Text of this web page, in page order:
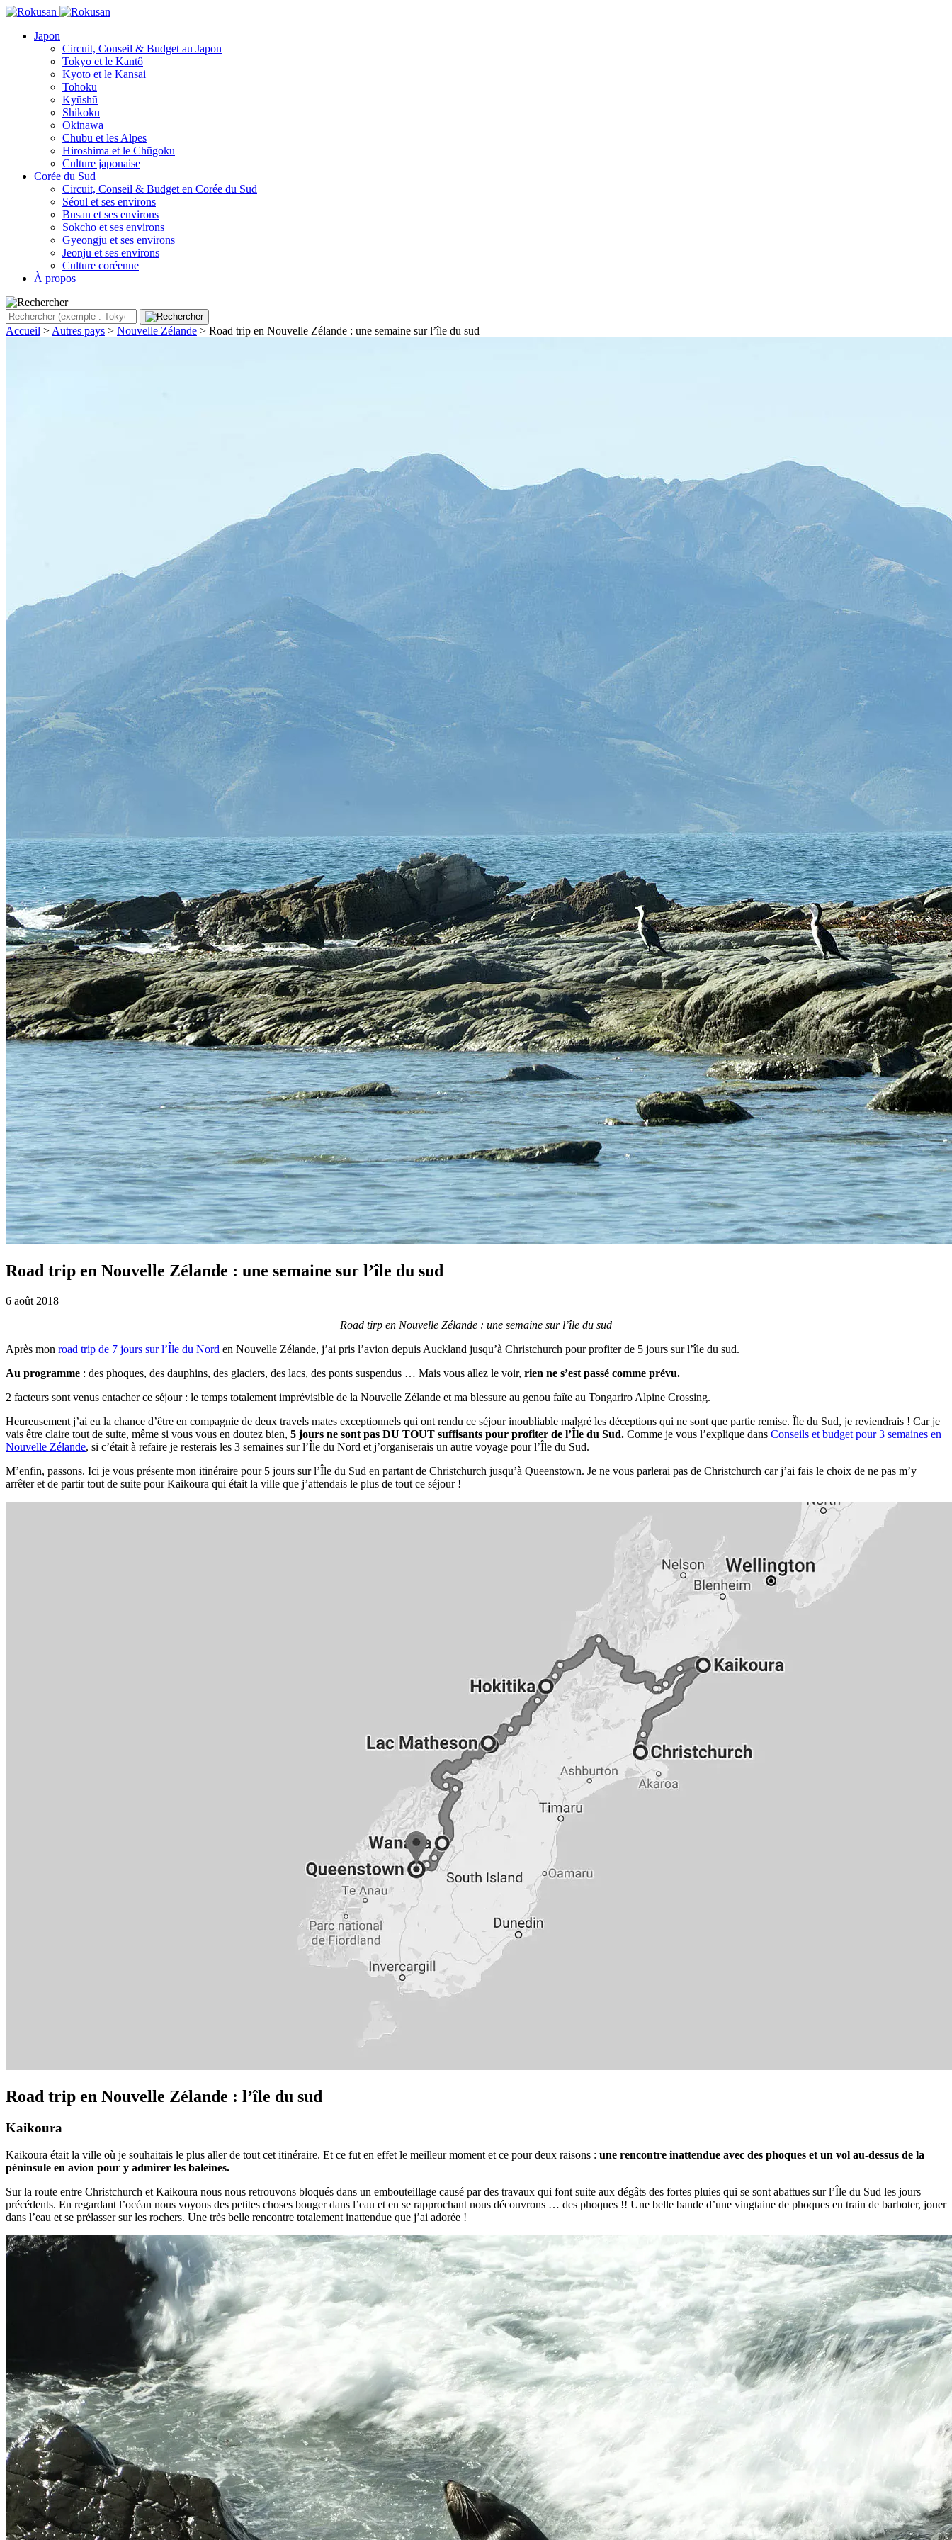
Japon
Circuit, Conseil & Budget au Japon
Tokyo et le Kantô
Kyoto et le Kansai
Tohoku
Kyūshū
Shikoku
Okinawa
Chūbu et les Alpes
Hiroshima et le Chūgoku
Culture japonaise
Corée du Sud
Circuit, Conseil & Budget en Corée du Sud
Séoul et ses environs
Busan et ses environs
Sokcho et ses environs
Gyeongju et ses environs
Jeonju et ses environs
Culture coréenne
À propos
Accueil > Autres pays > Nouvelle Zélande > Road trip en Nouvelle Zélande : une semaine sur l’île du sud
Road trip en Nouvelle Zélande : une semaine sur l’île du sud
6 août 2018
Road tirp en Nouvelle Zélande : une semaine sur l’île du sud
Après mon road trip de 7 jours sur l’Île du Nord en Nouvelle Zélande, j’ai pris l’avion depuis Auckland jusqu’à Christchurch pour profiter de 5 jours sur l’île du sud.
Au programme : des phoques, des dauphins, des glaciers, des lacs, des ponts suspendus … Mais vous allez le voir, rien ne s’est passé comme prévu.
2 facteurs sont venus entacher ce séjour : le temps totalement imprévisible de la Nouvelle Zélande et ma blessure au genou faîte au Tongariro Alpine Crossing.
Heureusement j’ai eu la chance d’être en compagnie de deux travels mates exceptionnels qui ont rendu ce séjour inoubliable malgré les déceptions qui ne sont que partie remise. Île du Sud, je reviendrais ! Car je
vais être claire tout de suite, même si vous vous en doutez bien, 5 jours ne sont pas DU TOUT suffisants pour profiter de l’Île du Sud. Comme je vous l’explique dans Conseils et budget pour 3 semaines en
Nouvelle Zélande, si c’était à refaire je resterais les 3 semaines sur l’Île du Nord et j’organiserais un autre voyage pour l’Île du Sud.
M’enfin, passons. Ici je vous présente mon itinéraire pour 5 jours sur l’Île du Sud en partant de Christchurch jusqu’à Queenstown. Je ne vous parlerai pas de Christchurch car j’ai fais le choix de ne pas m’y
arrêter et de partir tout de suite pour Kaikoura qui était la ville que j’attendais le plus de tout ce séjour !
Road trip en Nouvelle Zélande : l’île du sud
Kaikoura
Kaikoura était la ville où je souhaitais le plus aller de tout cet itinéraire. Et ce fut en effet le meilleur moment et ce pour deux raisons : une rencontre inattendue avec des phoques et un vol au-dessus de la
péninsule en avion pour y admirer les baleines.
Sur la route entre Christchurch et Kaikoura nous nous retrouvons bloqués dans un embouteillage causé par des travaux qui font suite aux dégâts des fortes pluies qui se sont abattues sur l’Île du Sud les jours
précédents. En regardant l’océan nous voyons des petites choses bouger dans l’eau et en se rapprochant nous découvrons … des phoques !! Une belle bande d’une vingtaine de phoques en train de barboter, jouer
dans l’eau et se prélasser sur les rochers. Une très belle rencontre totalement inattendue que j’ai adorée !